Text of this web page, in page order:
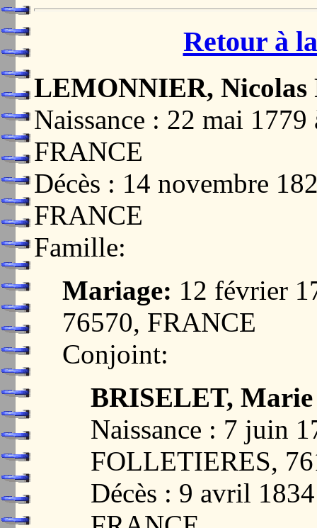
Retour à
LEMONNIER, Nicolas
Naissance : 22 mai
FRANCE
Décès : 14 novembre
FRANCE
Famille:
Mariage: 12 février
76570, FRANCE
Conjoint:
BRISELET,
Naissance : 7 juin
FOLLETIERES,
Décès : 9 avril